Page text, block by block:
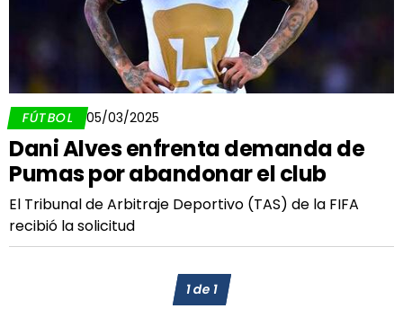
FÚTBOL 05/03/2025
Dani Alves enfrenta demanda de
Pumas por abandonar el club
El Tribunal de Arbitraje Deportivo (TAS) de la FIFA
recibió la solicitud
1de1